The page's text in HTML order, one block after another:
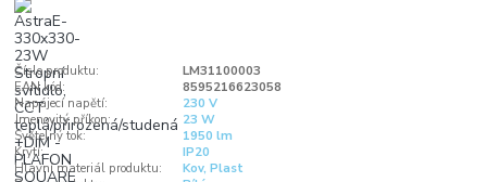
Číslo produktu:
LM31100003
EAN kód:
8595216623058
Napájecí napětí:
230 V
Jmenovitý příkon:
23 W
Světelný tok:
1950 lm
Krytí:
IP20
Hlavní materiál produktu:
Kov, Plast